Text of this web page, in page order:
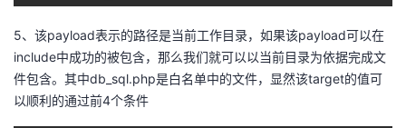
5、该payload表示的路径是当前工作目录，如果该payload可以在
include中成功的被包含，那么我们就可以以当前目录为依据完成文
件包含。其中db_sql.php是白名单中的文件，显然该target的值可
以顺利的通过前4个条件